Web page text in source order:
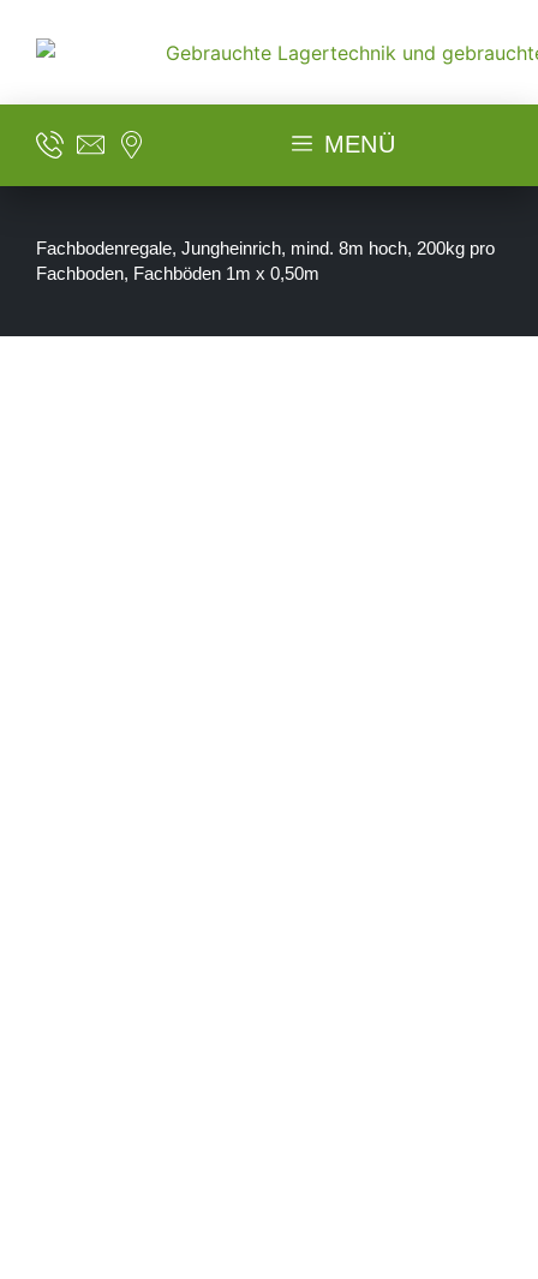
MENÜ
Fachbodenregale, Jungheinrich, mind. 8m hoch, 200kg pro
Fachboden, Fachböden 1m x 0,50m